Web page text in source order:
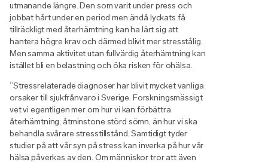
utmanande längre. Den som varit under press och
jobbat hårt under en period men ändå lyckats få
tillräckligt med återhämtning kan ha lärt sig att
hantera högre krav och därmed blivit mer stresstålig.
Men samma aktivitet utan fullvärdig återhämtning kan
istället bli en belastning och öka risken för ohälsa.
”Stressrelaterade diagnoser har blivit mycket vanliga
orsaker till sjukfrånvaro i Sverige. Forskningsmässigt
vet vi egentligen mer om hur vi kan förbättra
återhämtning, åtminstone störd sömn, än hur vi ska
behandla svårare stresstillstånd. Samtidigt tyder
studier på att vår syn på stress kan inverka på hur vår
hälsa påverkas av den. Om människor tror att även